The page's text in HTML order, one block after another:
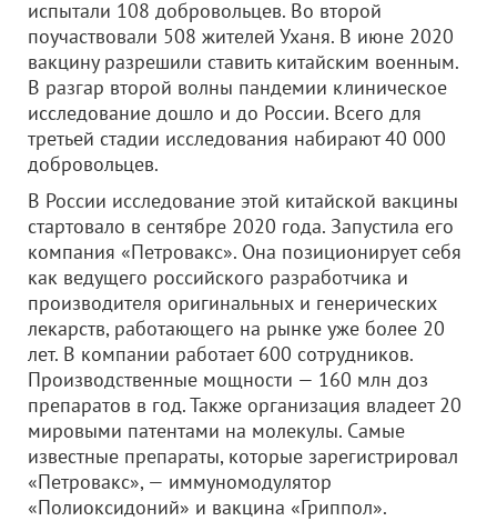
испытали 108 добровольцев. Во второй
поучаствовали 508 жителей Уханя. В июне 2020
вакцину разрешили ставить китайским военным.
В разгар второй волны пандемии клиническое
исследование дошло и до России. Всего для
третьей стадии исследования набирают 40 000
добровольцев.
В России исследование этой китайской вакцины
стартовало в сентябре 2020 года. Запустила его
компания «Петровакс». Она позиционирует себя
как ведущего российского разработчика и
производителя оригинальных и генерических
лекарств, работающего на рынке уже более 20
лет. В компании работает 600 сотрудников.
Производственные мощности — 160 млн доз
препаратов в год. Также организация владеет 20
мировыми патентами на молекулы. Самые
известные препараты, которые зарегистрировал
«Петровакс», — иммуномодулятор
«Полиоксидоний» и вакцина «Гриппол».